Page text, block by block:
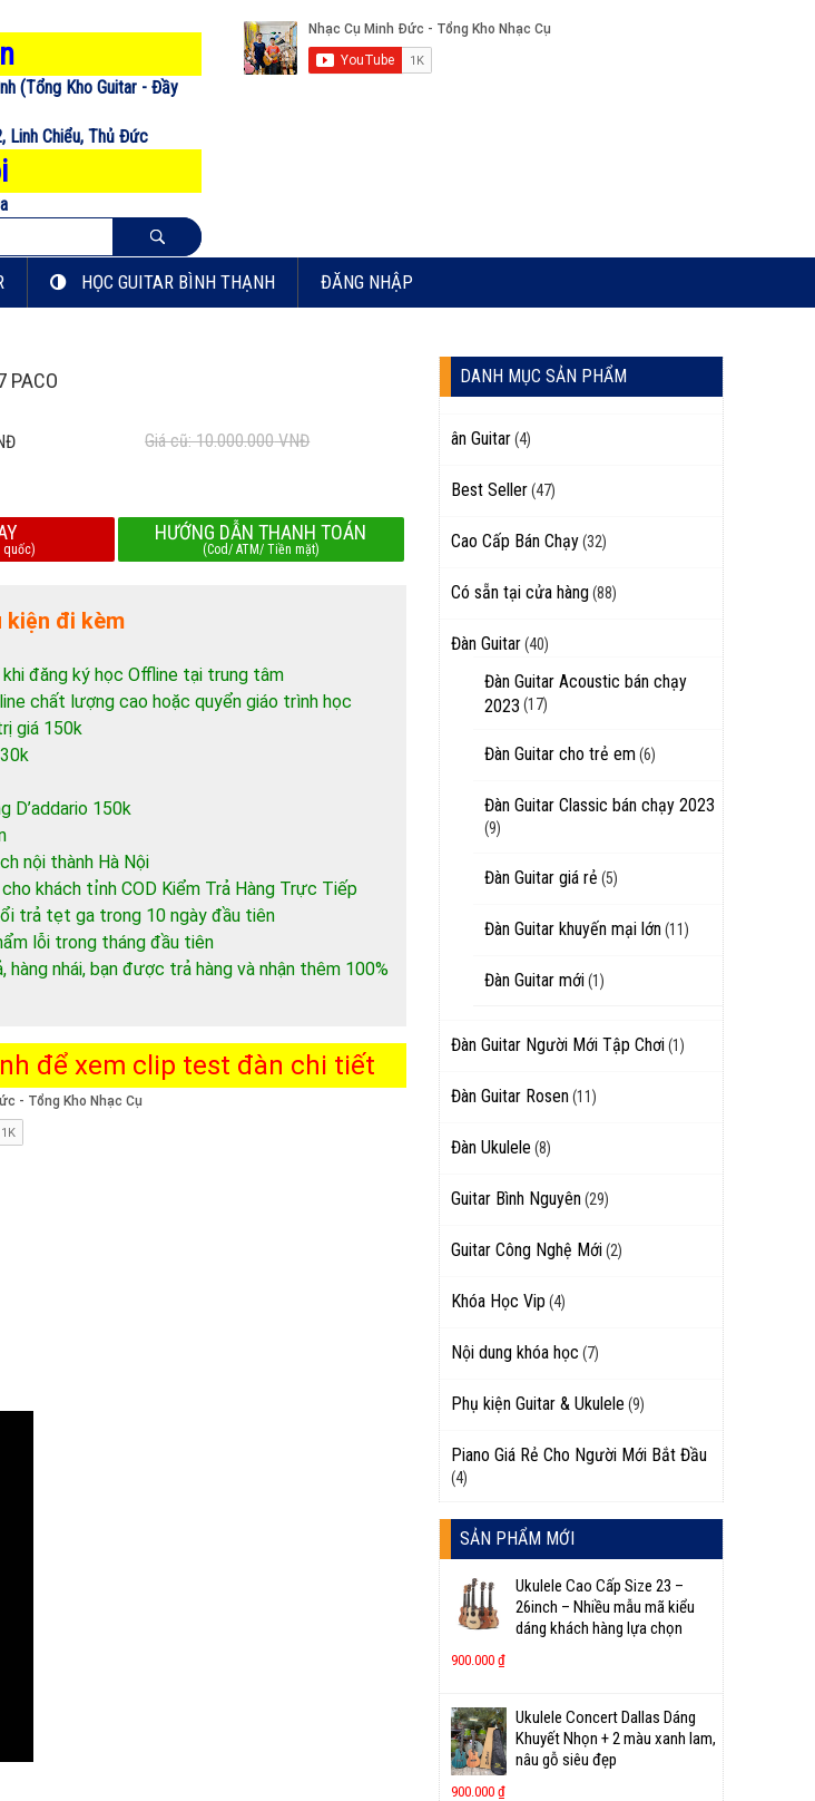
(Tổng Kho Guitar - Đầy
Linh Chiểu, Thủ Đức
HỌC GUITAR BÌNH THẠNH ĐĂNG NHẬP
PACO
Giá cũ: 10.000.000VNĐ
quốc)
HƯỚNG DẪN THANH TOÁN
(Cod/ ATM/ Tiền mặt)
kiện đi kèm
khi đăng ký học Offline tại trung tâm
chất lượng cao hoặc quyển giáo trình học
giá 150k
D’addario 150k
nội thành Hà Nội
cho khách tỉnh COD Kiểm Trả Hàng Trực Tiếp
trả tẹt ga trong 10 ngày đầu tiên
lỗi trong tháng đầu tiên
hàng nhái, bạn được trả hàng và nhận thêm 100%
để xem clip test đàn chi tiết
DANH MỤC SẢN PHẨM
ân Guitar(4)
Best Seller(47)
Cao Cấp Bán Chạy(32)
Có sẵn tại cửa hàng(88)
Đàn Guitar(40)
Đàn Guitar Acoustic bán chạy
2023 (17)
Đàn Guitar cho trẻ em (6)
Đàn Guitar Classic bán chạy 2023
(9)
Đàn Guitar giá rẻ (5)
Đàn Guitar khuyến mại lớn (11)
Đàn Guitar mới(1)
Đàn Guitar Người Mới Tập Chơi(1)
Đàn Guitar Rosen (11)
Đàn Ukulele (8)
Guitar Bình Nguyên (29)
Guitar Công Nghệ Mới(2)
Khóa Học Vip (4)
Nội dung khóa học (7)
Phụ kiện Guitar & Ukulele (9)
Piano Giá Rẻ Cho Người Mới Bắt Đầu
(4)
SẢN PHẨM MỚI
Ukulele Cao Cấp Size 23 –
26inch – Nhiều mẫu mã kiểu
dáng khách hàng lựa chọn
900.000 ₫
Ukulele Concert Dallas Dáng
Khuyết Nhọn + 2 màu xanh lam,
nâu gỗ siêu đẹp
900.000 ₫